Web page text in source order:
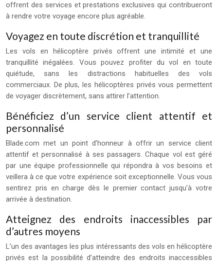
offrent des services et prestations exclusives qui contribueront
à rendre votre voyage encore plus agréable.
Voyagez en toute discrétion et tranquillité
Les vols en hélicoptère privés offrent une intimité et une
tranquillité inégalées. Vous pouvez profiter du vol en toute
quiétude, sans les distractions habituelles des vols
commerciaux. De plus, les hélicoptères privés vous permettent
de voyager discrètement, sans attirer l’attention.
Bénéficiez d’un service client attentif et
personnalisé
Blade.com met un point d’honneur à offrir un service client
attentif et personnalisé à ses passagers. Chaque vol est géré
par une équipe professionnelle qui répondra à vos besoins et
veillera à ce que votre expérience soit exceptionnelle. Vous vous
sentirez pris en charge dès le premier contact jusqu’à votre
arrivée à destination.
Atteignez des endroits inaccessibles par
d’autres moyens
L’un des avantages les plus intéressants des vols en hélicoptère
privés est la possibilité d’atteindre des endroits inaccessibles